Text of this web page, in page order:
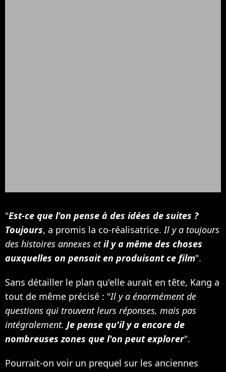
"Est-ce que l'on pense à des idées de suites ?
Toujours, a promis la co-réalisatrice. Il y a toujours
des histoires annexes etil y a même des choses
auxquelles on pensait en produisant ce film".
Sans détailler le plan qu'elle aurait en tête, Kang a
tout de même précisé : "Il y a énormément de
questions qui trouvent leurs réponses, mais pas
intégralement. Je pense qu'il y a encore de
nombreuses zones que l'on peut explorer".
Pourrait-on voir un prequel sur les anciennes